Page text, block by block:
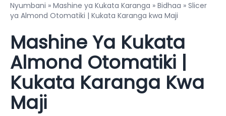
Nyumbani » Mashine ya Kukata Karanga » Bidhaa » Slicer
ya Almond Otomatiki | Kukata Karanga kwa Maji
Mashine Ya Kukata
Almond Otomatiki |
Kukata Karanga Kwa
Maji